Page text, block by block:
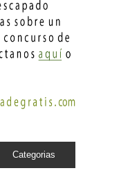
Categorias